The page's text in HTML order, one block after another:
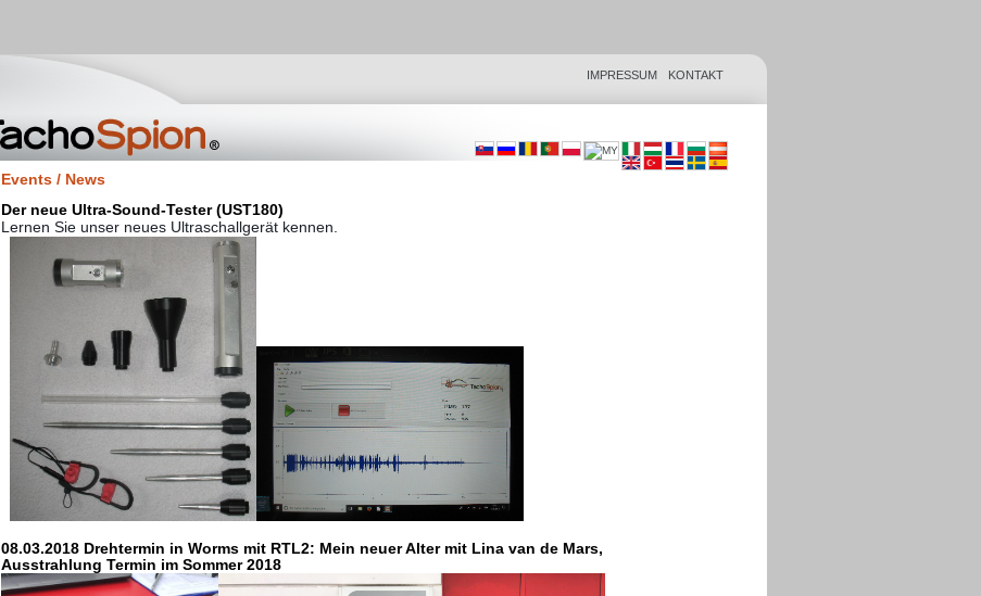
IMPRESSUM KONTAKT
Events / News
Der neue Ultra-Sound-Tester (UST180)
Lernen Sie unser neues Ultraschallgerät kennen.
08.03.2018 Drehtermin in Worms mit RTL2: Mein neuer Alter mit Lina van de Mars,
Ausstrahlung Termin im Sommer 2018